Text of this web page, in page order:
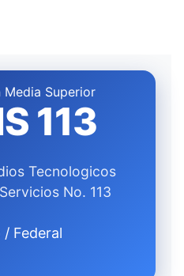
Superior
113
Tecnologicos
No. 113
/ Federal